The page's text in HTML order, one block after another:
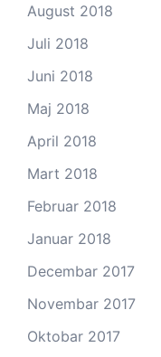
August 2018
Juli 2018
Juni 2018
Maj 2018
April 2018
Mart 2018
Februar 2018
Januar 2018
Decembar 2017
Novembar 2017
Oktobar 2017